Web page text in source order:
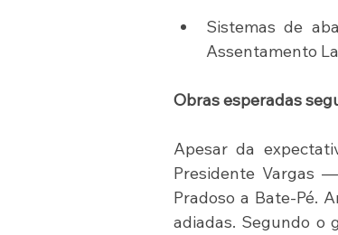
Sistemas de
Assentamento
Obras esperadas
Apesar da
Presidente Vargas
Pradoso a Bate-Pé.
adiadas. Segundo o